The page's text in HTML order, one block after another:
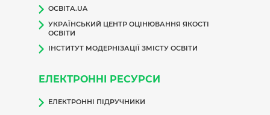
ОСВІТА.UA
УКРАЇНСЬКИЙ ЦЕНТР ОЦІНЮВАННЯ ЯКОСТІ
ОСВІТИ
ІНСТИТУТ МОДЕРНІЗАЦІЇ ЗМІСТУ ОСВІТИ
ЕЛЕКТРОННІ РЕСУРСИ
ЕЛЕКТРОННІ ПІДРУЧНИКИ